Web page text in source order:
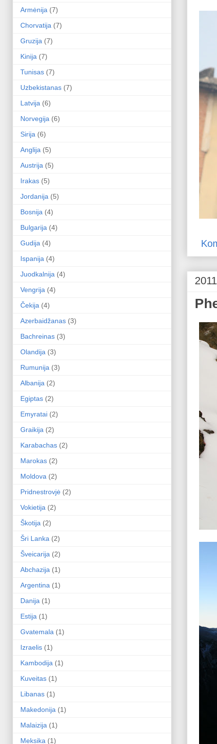
Armėnija (7)
Chorvatija (7)
Gruzija (7)
Kinija (7)
Tunisas (7)
Uzbekistanas (7)
Latvija (6)
Norvegija (6)
Sirija (6)
Anglija (5)
Austrija (5)
Irakas (5)
Jordanija (5)
Bosnija (4)
Bulgarija (4)
Gudija (4)
Ispanija (4)
Juodkalnija (4)
Vengrija (4)
Čekija (4)
Azerbaidžanas (3)
Bachreinas (3)
Olandija (3)
Rumunija (3)
Albanija (2)
Egiptas (2)
Emyratai (2)
Graikija (2)
Karabachas (2)
Marokas (2)
Moldova (2)
Pridnestrovjė (2)
Vokietija (2)
Škotija (2)
Šri Lanka (2)
Šveicarija (2)
Abchazija (1)
Argentina (1)
Danija (1)
Estija (1)
Gvatemala (1)
Izraelis (1)
Kambodija (1)
Kuveitas (1)
Libanas (1)
Makedonija (1)
Malaizija (1)
Meksika (1)